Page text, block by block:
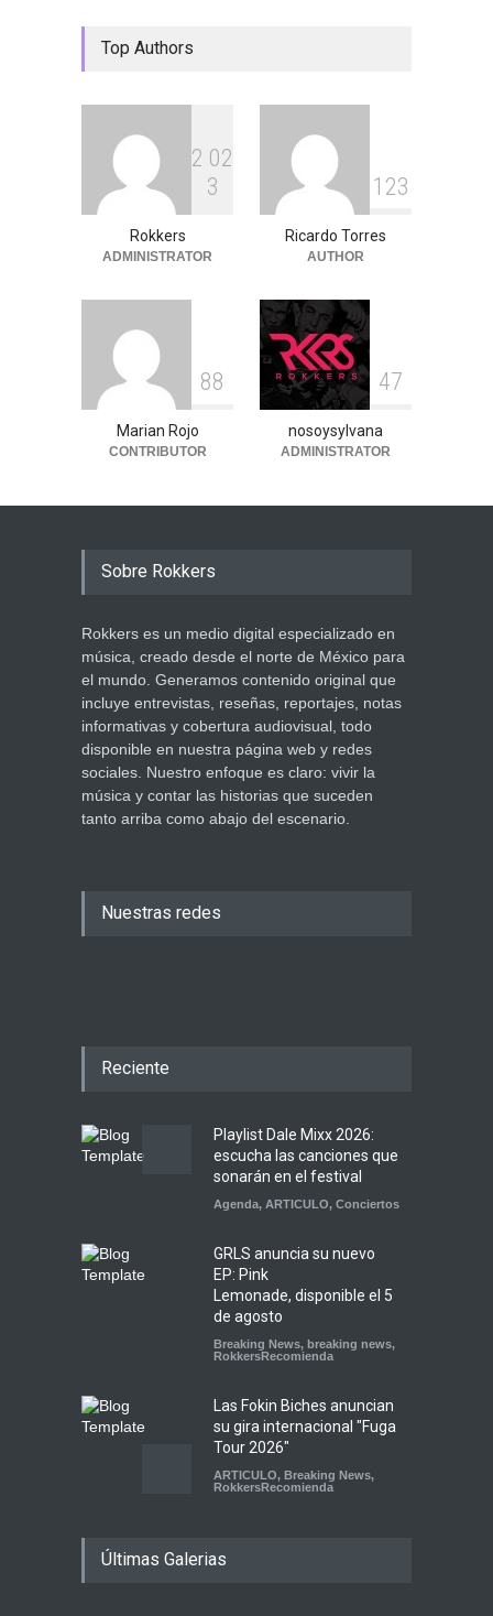
Top Authors
2 02
3
Rokkers
ADMINISTRATOR
1 23
Ricardo Torres
AUTHOR
88
Marian Rojo
CONTRIBUTOR
47
nosoysylvana
ADMINISTRATOR
Sobre Rokkers
Rokkers es un medio digital especializado en
música, creado desde el norte de México para
el mundo. Generamos contenido original que
incluye entrevistas, reseñas, reportajes, notas
informativas y cobertura audiovisual, todo
disponible en nuestra página web y redes
sociales. Nuestro enfoque es claro: vivir la
música y contar las historias que suceden
tanto arriba como abajo del escenario.
Nuestras redes
Reciente
Playlist Dale Mixx 2026:
escucha las canciones que
sonarán en el festival
Agenda, ARTICULO, Conciertos
GRLS anuncia su nuevo
EP: Pink
Lemonade, disponible el 5
de agosto
Breaking News, breaking news,
RokkersRecomienda
Las Fokin Biches anuncian
su gira internacional "Fuga
Tour 2026"
ARTICULO, Breaking News,
RokkersRecomienda
nuevo de Psychedelic Porn
Últimas Galerias